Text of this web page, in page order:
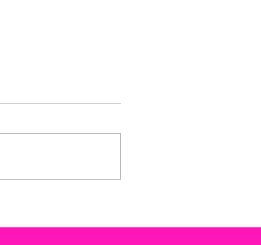
respetar la voluntad ciudadana